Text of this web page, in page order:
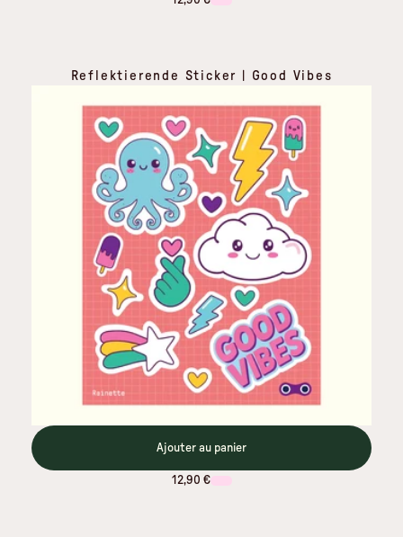
Reflektierende Sticker | Good Vibes
Ajouter au panier
12,90 €